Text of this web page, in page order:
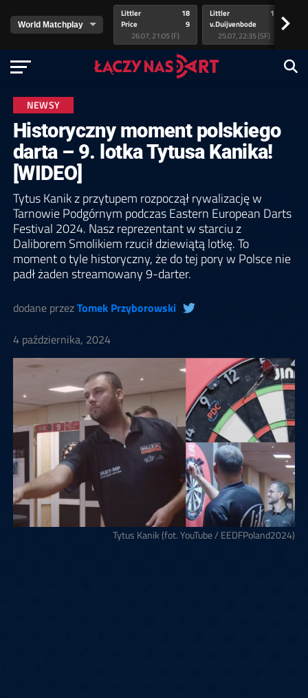
Littler
Price
18
9
26.07, 21:05 (F)
Littler
v.Duijvenbode
17
25.07, 22:35 (SF)
>
NEWSY
Historyczny moment polskiego
darta – 9. lotka Tytusa Kanika!
[WIDEO]
Tytus Kanik z przytupem rozpoczął rywalizację w
Tarnowie Podgórnym podczas Eastern European Darts
Festival 2024. Nasz reprezentant w starciu z
Daliborem Smolikiem rzucił dziewiątą lotkę. To
moment o tyle historyczny, że do tej pory w Polsce nie
padł żaden streamowany 9-darter.
dodane przezTomek Przyborowski
4 października, 2024
Tytus Kanik (fot. YouTube / EEDFPoland2024)